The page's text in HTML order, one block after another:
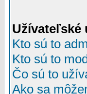
Užívateľské
Kto sú to
Kto sú to
Čo sú to
Ako sa